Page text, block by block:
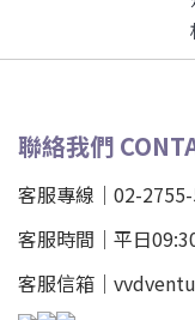
聯絡我們
客服專線｜02-
客服時間｜平日
客服信箱｜